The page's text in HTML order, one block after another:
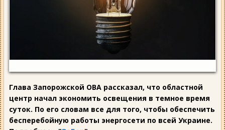
Глава Запорожской ОВА рассказал, что областной
центр начал экономить освещения в темное время
суток. По его словам все для того, чтобы обеспечить
бесперебойную работы энергосети по всей Украине.